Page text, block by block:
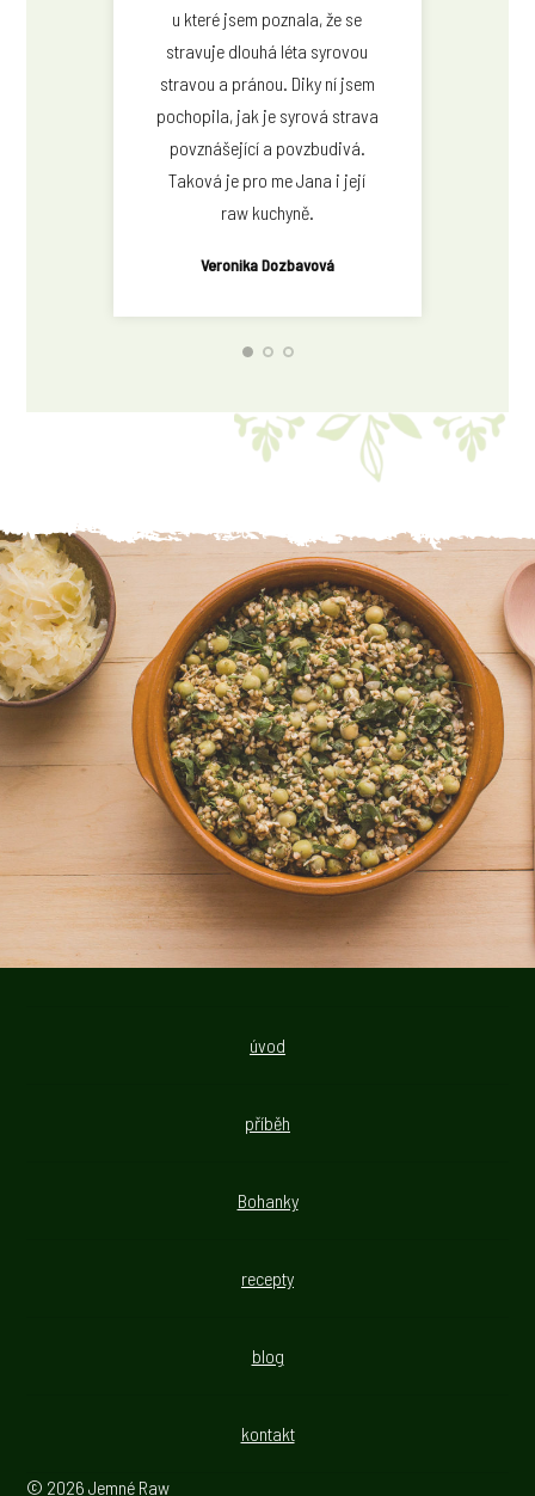
u které jsem poznala, že se
stravuje dlouhá léta syrovou
stravou a pránou. Diky ní jsem
pochopila, jak je syrová strava
povznášející a povzbudivá.
Taková je pro me Jana i její
raw kuchyně.
Veronika Dozbavová
navlnachsvetla.cz
úvod
příběh
Bohanky
recepty
blog
kontakt
© 2026 Jemné Raw